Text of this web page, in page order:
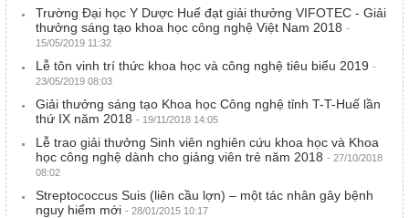
Trường Đại học Y Dược Huế đạt giải thưởng VIFOTEC - Giải
thưởng sáng tạo khoa học công nghệ Việt Nam 2018 -
15/05/2019 11:32
Lễ tôn vinh trí thức khoa học và công nghệ tiêu biểu 2019 -
23/05/2019 08:03
Giải thưởng sáng tạo Khoa học Công nghệ tỉnh T-T-Huế lần
thứ IX năm 2018 - 19/11/2018 14:05
Lễ trao giải thưởng Sinh viên nghiên cứu khoa học và Khoa
học công nghệ dành cho giảng viên trẻ năm 2018 - 27/10/2018
08:02
Streptococcus Suis (liên cầu lợn) – một tác nhân gây bệnh
nguy hiểm mới - 28/01/2015 10:17